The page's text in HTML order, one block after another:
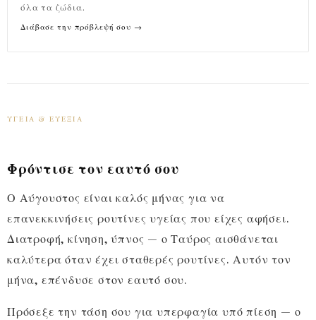
όλα τα ζώδια.
Διάβασε την πρόβλεψή σου →
ΥΓΕΊΑ & ΕΥΕΞΊΑ
Φρόντισε τον εαυτό σου
Ο Αύγουστος είναι καλός μήνας για να
επανεκκινήσεις ρουτίνες υγείας που είχες αφήσει.
Διατροφή, κίνηση, ύπνος — ο Ταύρος αισθάνεται
καλύτερα όταν έχει σταθερές ρουτίνες. Αυτόν τον
μήνα, επένδυσε στον εαυτό σου.
Πρόσεξε την τάση σου για υπερφαγία υπό πίεση — ο